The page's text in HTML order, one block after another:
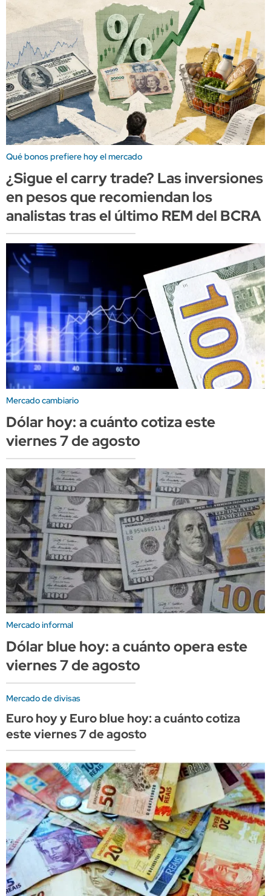
Qué bonos prefiere hoy el mercado
¿Sigue el carry trade? Las inversiones
en pesos que recomiendan los
analistas tras el último REM del BCRA
Mercado cambiario
Dólar hoy: a cuánto cotiza este
viernes 7 de agosto
Mercado informal
Dólar blue hoy: a cuánto opera este
viernes 7 de agosto
Mercado de divisas
Euro hoy y Euro blue hoy: a cuánto cotiza
este viernes 7 de agosto